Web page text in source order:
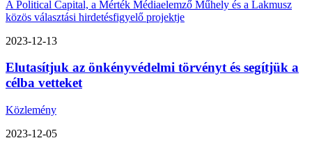
A Political Capital, a Mérték Médiaelemző Műhely és a Lakmusz
közös választási hirdetésfigyelő projektje
2023-12-13
Elutasítjuk az önkényvédelmi törvényt és segítjük a
célba vetteket
Közlemény
2023-12-05